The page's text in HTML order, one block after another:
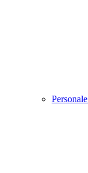
Personale